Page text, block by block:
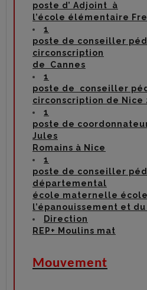
poste d’ Adjoint à
l’école élémentaire
1
poste de conseiller
circonscription
de Cannes
1
poste de conseiller
circonscription de Nice
1
poste de
Jules
Romains à Nice
1
poste de conseiller
départemental
école maternelle
l’épanouissement et
Direction
REP+ Moulins mat
Mouvement